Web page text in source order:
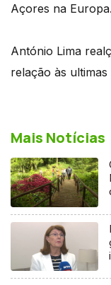
Açores na Europa.
António Lima
relação às
Mais Notícias